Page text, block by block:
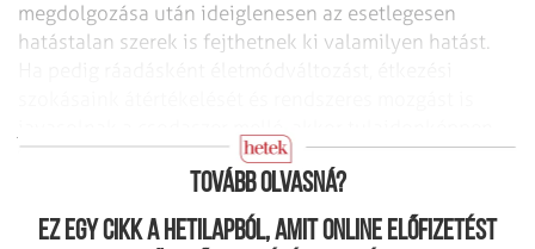
megdolgozása után ideiglenesen az esetlegesen
hatástalan szerek is fejthetnek ki valamilyen hatást.
magát a terméket akár el is hagyhatnánk a kúrából.
Tovább olvasná?
Ez egy cikk a hetilapból, amit online előfizetést